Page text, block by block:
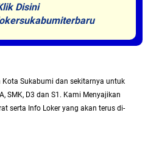
Disini
Kota Sukabumi dan sekitarnya untuk
SMK, D3 dan S1. Kami Menyajikan
serta Info Loker yang akan terus di-